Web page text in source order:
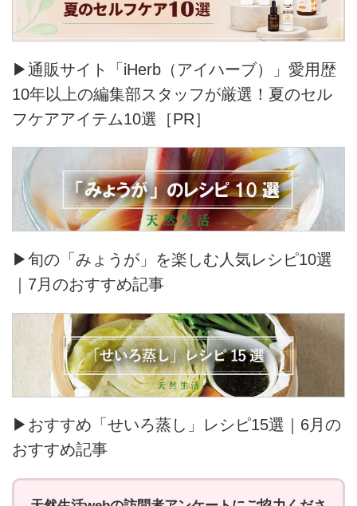
▶通販サイト「iHerb（アイハーブ）」愛用歴
10年以上の編集部スタッフが厳選！夏のセル
フケアアイテム10選［PR］
▶旬の「みょうが」を楽しむ人気レシピ10選
｜7月のおすすめ記事
▶おすすめ「せいろ蒸し」レシピ15選｜6月の
おすすめ記事